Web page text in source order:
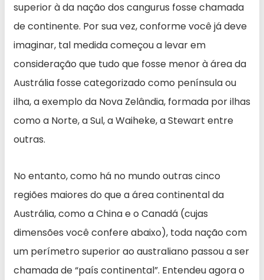
superior à da nação dos cangurus fosse chamada
de continente. Por sua vez, conforme você já deve
imaginar, tal medida começou a levar em
consideração que tudo que fosse menor à área da
Austrália fosse categorizado como península ou
ilha, a exemplo da Nova Zelândia, formada por ilhas
como a Norte, a Sul, a Waiheke, a Stewart entre
outras.
No entanto, como há no mundo outras cinco
regiões maiores do que a área continental da
Austrália, como a China e o Canadá (cujas
dimensões você confere abaixo), toda nação com
um perímetro superior ao australiano passou a ser
chamada de “país continental”. Entendeu agora o